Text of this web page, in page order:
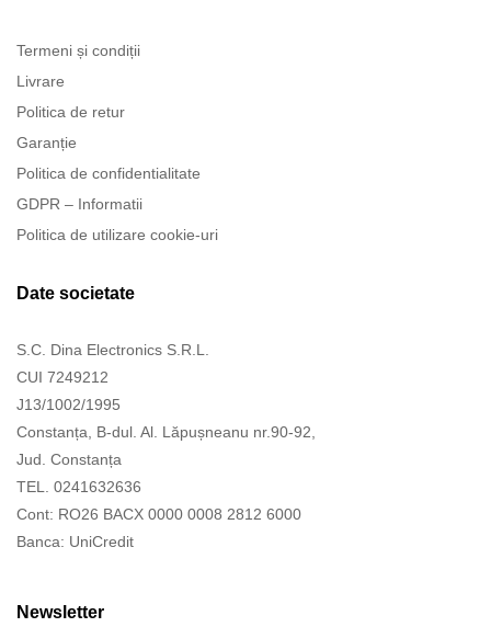
Termeni și condiții
Livrare
Politica de retur
Garanție
Politica de confidentialitate
GDPR – Informatii
Politica de utilizare cookie-uri
Date societate
S.C. Dina Electronics S.R.L.
CUI 7249212
J13/1002/1995
Constanța, B-dul. Al. Lăpușneanu nr.90-92,
Jud. Constanța
TEL. 0241632636
Cont: RO26 BACX 0000 0008 2812 6000
Banca: UniCredit
Newsletter